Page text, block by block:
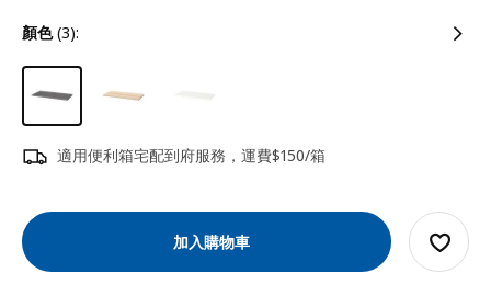
顏色(3):
適用便利箱宅配到府服務，運費$150/箱
加入購物車